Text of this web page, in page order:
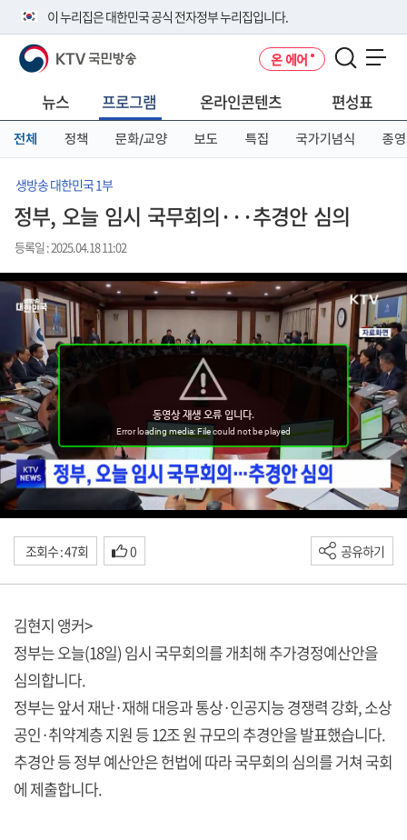
이 누리집은 대한민국 공식 전자정부 누리집입니다.
공식 누리집 주소 확인하기
니다.
이밖에 or.kr 또는 .kr등 다른 도메인 주소를 사용하고 있다면 아래 URL에
서 도메인 주소를 확인해 보세요
KTV 국민방송 온 에어
뉴스 프로그램 온라인콘텐츠 편성표
전체 정책 문화/교양 보도 특집 국가기념식 종영
생방송 대한민국 1부
정부, 오늘 임시 국무회의···추경안 심의
등록일 : 2025.04.18 11:02
조회수 : 47회 0 공유하기
김현지 앵커>
정부는 오늘(18일) 임시 국무회의를 개최해 추가경정예산안을
심의합니다.
정부는 앞서 재난·재해 대응과 통상·인공지능 경쟁력 강화, 소상
공인·취약계층 지원 등 12조 원 규모의 추경안을 발표했습니다.
추경안 등 정부 예산안은 헌법에 따라 국무회의 심의를 거쳐 국회
에 제출합니다.